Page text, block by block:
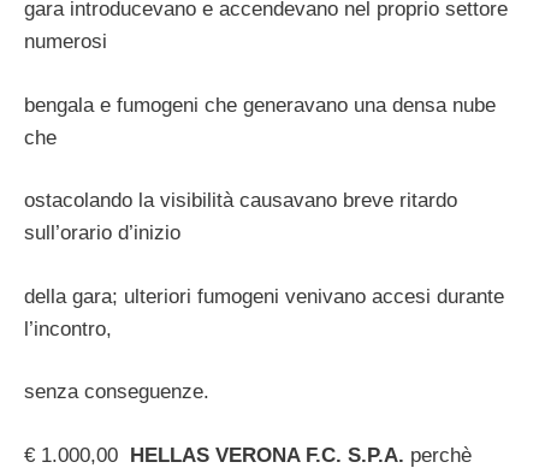
gara introducevano e accendevano nel proprio settore
numerosi
bengala e fumogeni che generavano una densa nube
che
ostacolando la visibilità causavano breve ritardo
sull’orario d’inizio
della gara; ulteriori fumogeni venivano accesi durante
l’incontro,
senza conseguenze.
€ 1.000,00 HELLAS VERONA F.C. S.P.A. perchè